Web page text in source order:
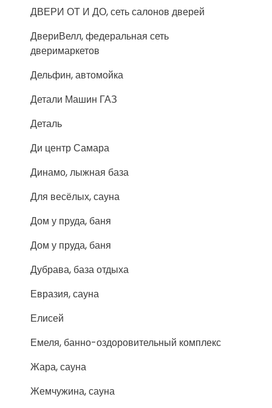
ДВЕРИ ОТ И ДО, сеть салонов дверей
ДвериВелл, федеральная сеть
дверимаркетов
Дельфин, автомойка
Детали Машин ГАЗ
Деталь
Ди центр Самара
Динамо, лыжная база
Для весёлых, сауна
Дом у пруда, баня
Дом у пруда, баня
Дубрава, база отдыха
Евразия, сауна
Елисей
Емеля, банно-оздоровительный комплекс
Жара, сауна
Жемчужина, сауна